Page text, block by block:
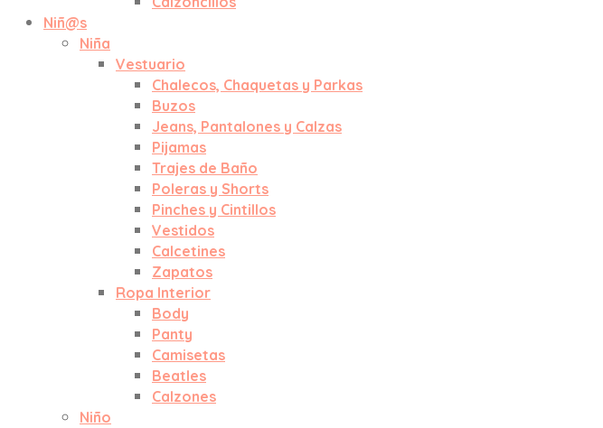
Niñ@s
Niña
Vestuario
Chalecos, Chaquetas y Parkas
Buzos
Jeans, Pantalones y Calzas
Pijamas
Trajes de Baño
Poleras y Shorts
Pinches y Cintillos
Vestidos
Calcetines
Zapatos
Ropa Interior
Body
Panty
Camisetas
Beatles
Calzones
Niño